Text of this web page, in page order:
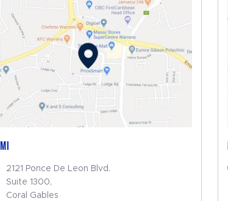
2121 Ponce De Leon Blvd.
Suite 1300,
Coral Gables